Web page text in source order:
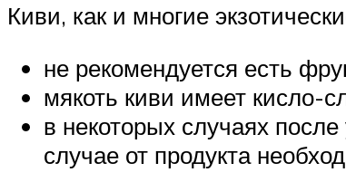
Киви, как и многие
не рекомендуется есть
мякоть киви имеет кисло-
в некоторых случаях
случае от продукта